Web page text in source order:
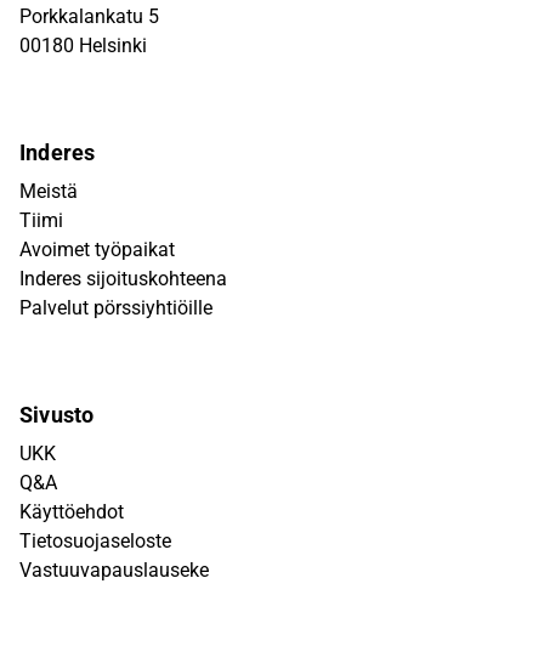
Porkkalankatu 5
00180 Helsinki
Inderes
Meistä
Tiimi
Avoimet työpaikat
Inderes sijoituskohteena
Palvelut pörssiyhtiöille
Sivusto
UKK
Q&A
Käyttöehdot
Tietosuojaseloste
Vastuuvapauslauseke